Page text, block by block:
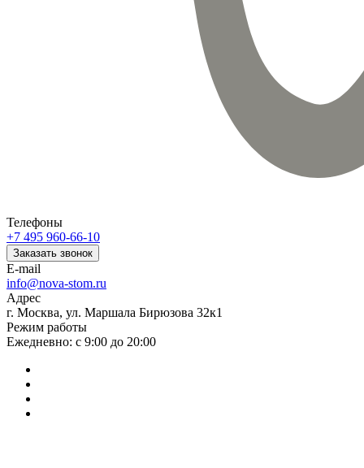
Телефоны
+7 495 960-66-10
Заказать звонок
E-mail
info@nova-stom.ru
Адрес
г. Москва, ул. Маршала Бирюзова 32к1
Режим работы
Ежедневно: с 9:00 до 20:00